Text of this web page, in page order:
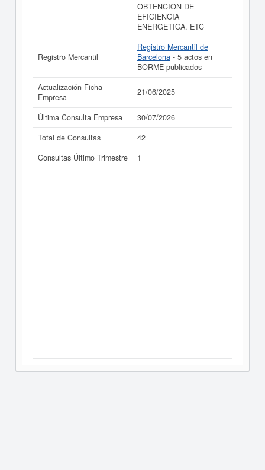
OBTENCION DE
EFICIENCIA
ENERGETICA. ETC
Registro Mercantil
Registro Mercantil de
Barcelona - 5 actos en
BORME publicados
Actualización Ficha
Empresa
21/06/2025
Última Consulta Empresa
30/07/2026
Total de Consultas
42
Consultas Último Trimestre
1